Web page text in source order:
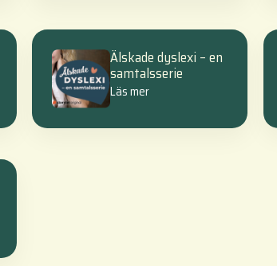
Älskade dyslexi – en
samtalsserie
Läs mer